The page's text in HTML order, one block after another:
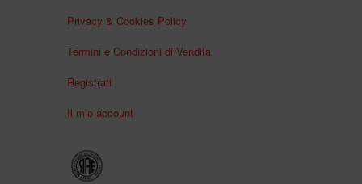
Privacy & Cookies Policy
Termini e Condizioni di Vendita
Registrati
Il mio account